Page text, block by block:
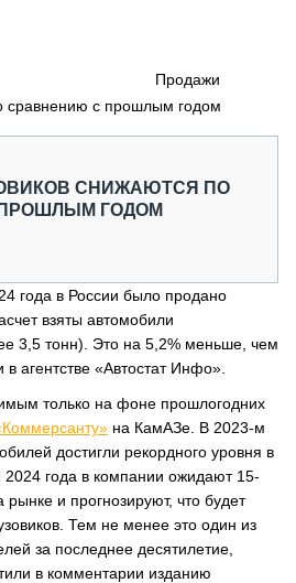
Продажи
сравнению с прошлым годом
СНИЖАЮТСЯ ПО
ГОДОМ
года в России было продано
взяты автомобили
3,5 тонн). Это на 5,2% меньше, чем
агентстве «Автостат Инфо».
только на фоне прошлогодних
на КамАЗе. В 2023-м
достигли рекордного уровня в
2024 года в компании ожидают 15-
и прогнозируют, что будет
Тем не менее это один из
за последнее десятилетие,
в комментарии изданию